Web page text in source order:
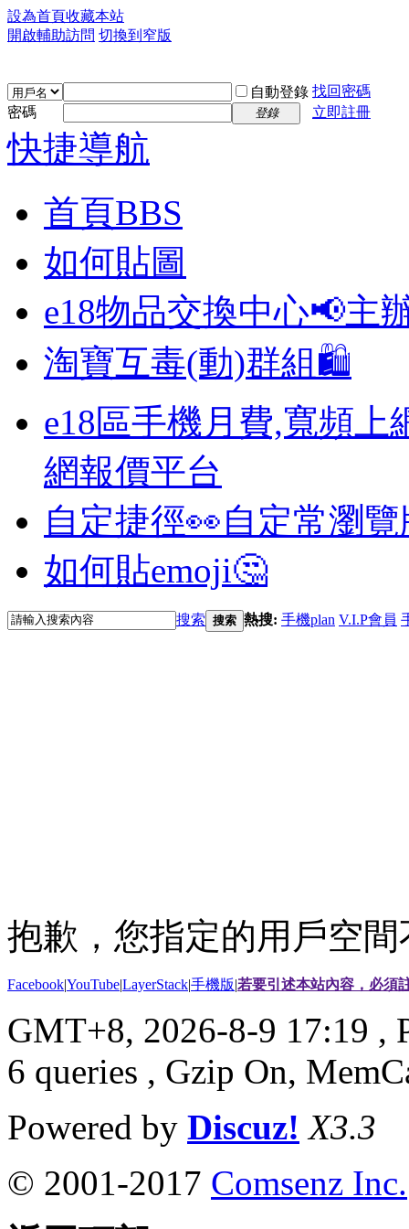
設為首頁收藏本站
開啟輔助訪問 切換到窄版
自動登錄 找回密碼
密碼
登錄 立即註冊
快捷導航
首頁BBS
如何貼圖
e18物品交換中心📢主
淘寶互毒(動)群組🛍️
e18區手機月費,寬頻上
網報價平台
自定捷徑👀自定常瀏
如何貼emoji🤔
搜索 搜索 熱搜: 手機plan V.I.P會員
抱歉，您指定的用戶空間
Facebook|YouTube|LayerStack|手機版|若要引述本站內容，必須
GMT+8, 2026-8-9 17:19 ,
6 queries , Gzip On,
Powered by Discuz! X3.3
© 2001-2017 Comsenz Inc.